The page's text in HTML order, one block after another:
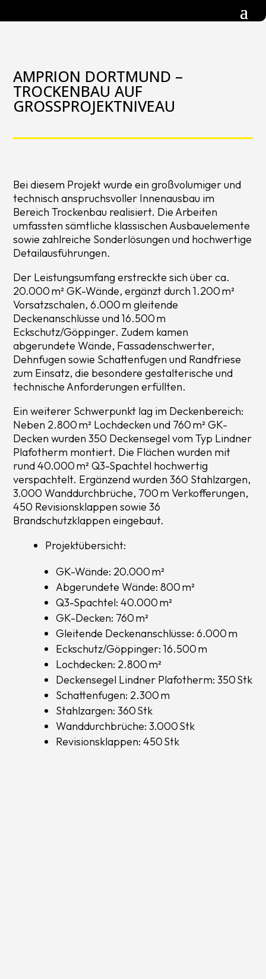
AMPRION DORTMUND –
TROCKENBAU AUF
GROSSPROJEKTNIVEAU
Bei diesem Projekt wurde ein großvolumiger und
technisch anspruchsvoller Innenausbau im
Bereich Trockenbau realisiert. Die Arbeiten
umfassten sämtliche klassischen Ausbauelemente
sowie zahlreiche Sonderlösungen und hochwertige
Detailausführungen.
Der Leistungsumfang erstreckte sich über ca.
20.000 m² GK-Wände, ergänzt durch 1.200 m²
Vorsatzschalen, 6.000 m gleitende
Deckenanschlüsse und 16.500 m
Eckschutz/Göppinger. Zudem kamen
abgerundete Wände, Fassadenschwerter,
Dehnfugen sowie Schattenfugen und Randfriese
zum Einsatz, die besondere gestalterische und
technische Anforderungen erfüllten.
Ein weiterer Schwerpunkt lag im Deckenbereich:
Neben 2.800 m² Lochdecken und 760 m² GK-
Decken wurden 350 Deckensegel vom Typ Lindner
Plafotherm montiert. Die Flächen wurden mit
rund 40.000 m² Q3-Spachtel hochwertig
verspachtelt. Ergänzend wurden 360 Stahlzargen,
3.000 Wanddurchbrüche, 700 m Verkofferungen,
450 Revisionsklappen sowie 36
Brandschutzklappen eingebaut.
Projektübersicht:
GK-Wände: 20.000 m²
Abgerundete Wände: 800 m²
Q3-Spachtel: 40.000 m²
GK-Decken: 760 m²
Gleitende Deckenanschlüsse: 6.000 m
Eckschutz/Göppinger: 16.500 m
Lochdecken: 2.800 m²
Deckensegel Lindner Plafotherm: 350 Stk
Schattenfugen: 2.300 m
Stahlzargen: 360 Stk
Wanddurchbrüche: 3.000 Stk
Revisionsklappen: 450 Stk